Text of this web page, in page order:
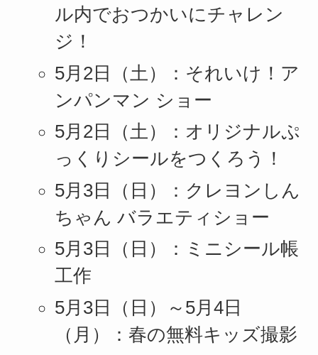
ル内でおつかいにチャレン
ジ！
5月2日（土）：それいけ！ア
ンパンマン ショー
5月2日（土）：オリジナルぷ
っくりシールをつくろう！
5月3日（日）：クレヨンしん
ちゃん バラエティショー
5月3日（日）：ミニシール帳
工作
5月3日（日）～5月4日
（月）：春の無料キッズ撮影